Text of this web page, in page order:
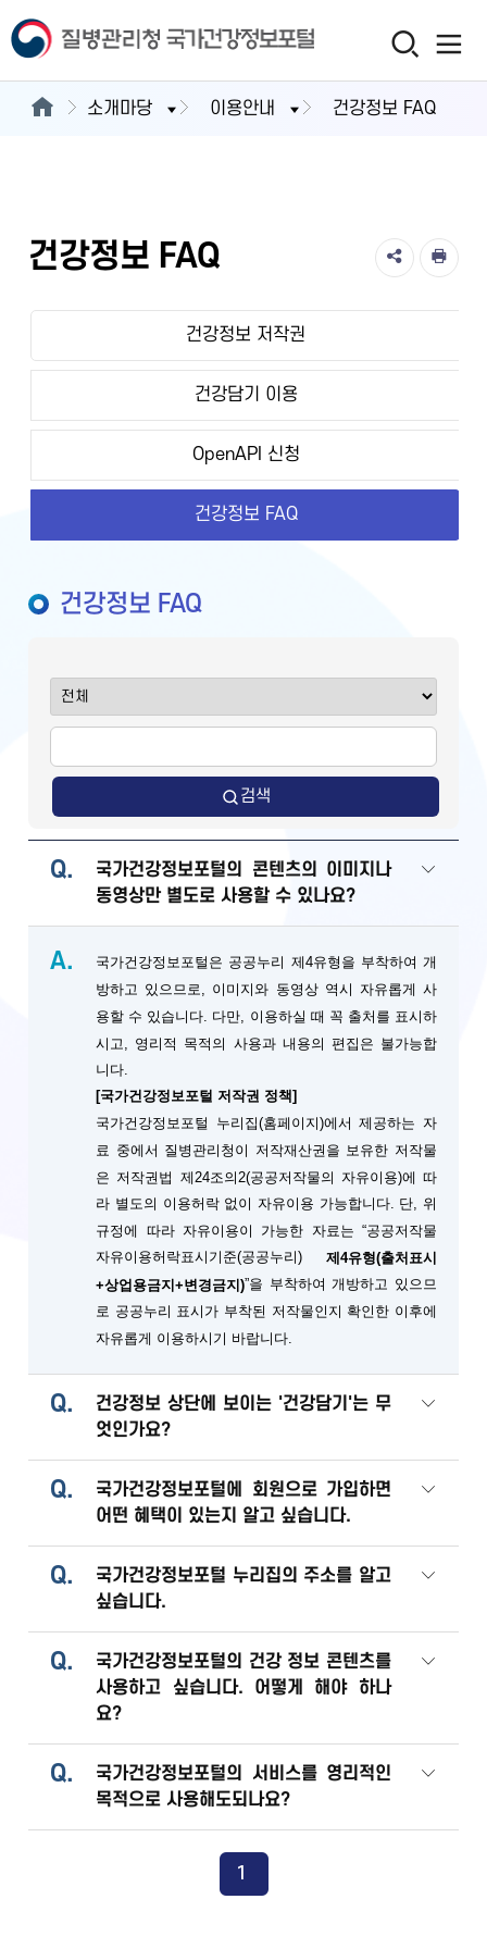
소개마당 이용안내 건강정보 FAQ
건강정보 FAQ
건강정보 저작권
건강담기 이용
OpenAPI 신청
건강정보 FAQ
건강정보 FAQ
검색
Q.
국가건강정보포털의 콘텐츠의 이미지나
동영상만 별도로 사용할 수 있나요?
A.
국가건강정보포털은 공공누리 제4유형을 부착하여 개
방하고 있으므로, 이미지와 동영상 역시 자유롭게 사
용할 수 있습니다. 다만, 이용하실 때 꼭 출처를 표시하
시고, 영리적 목적의 사용과 내용의 편집은 불가능합
니다.
[국가건강정보포털 저작권 정책]
국가건강정보포털 누리집(홈페이지)에서 제공하는 자
료 중에서 질병관리청이 저작재산권을 보유한 저작물
은 저작권법 제24조의2(공공저작물의 자유이용)에 따
라 별도의 이용허락 없이 자유이용 가능합니다. 단, 위
규정에 따라 자유이용이 가능한 자료는 “공공저작물
자유이용허락표시기준(공공누리) 제4유형(출처표시
+상업용금지+변경금지)”을 부착하여 개방하고 있으므
로 공공누리 표시가 부착된 저작물인지 확인한 이후에
자유롭게 이용하시기 바랍니다.
Q.
건강정보 상단에 보이는 '건강담기'는 무
엇인가요?
Q.
국가건강정보포털에 회원으로 가입하면
어떤 혜택이 있는지 알고 싶습니다.
Q.
국가건강정보포털 누리집의 주소를 알고
싶습니다.
Q.
국가건강정보포털의 건강 정보 콘텐츠를
사용하고 싶습니다. 어떻게 해야 하나
요?
Q.
국가건강정보포털의 서비스를 영리적인
목적으로 사용해도되나요?
1